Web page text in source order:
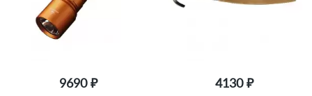
9690 ₽ 4130 ₽